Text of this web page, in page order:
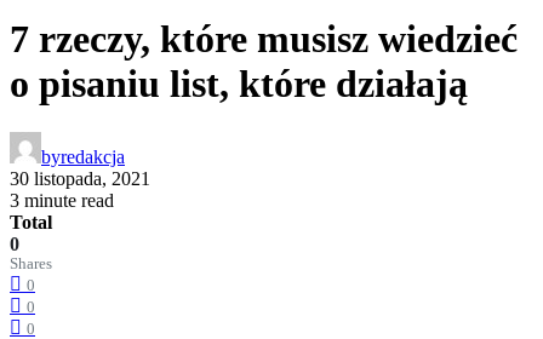
7 rzeczy, które musisz wiedzieć
o pisaniu list, które działają
byredakcja
30 listopada, 2021
3 minute read
Total
0
Shares
0
0
0